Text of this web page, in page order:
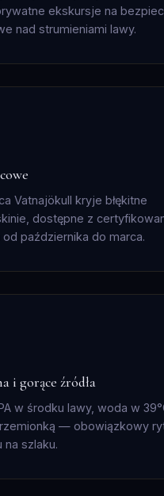
ekskursje na
nad strumieniami lawy.
Vatnajökull kryje błękitne
dostępne z
października do marca.
i gorące źródła
w środku lawy, woda w
— obowiązkowy
na szlaku.